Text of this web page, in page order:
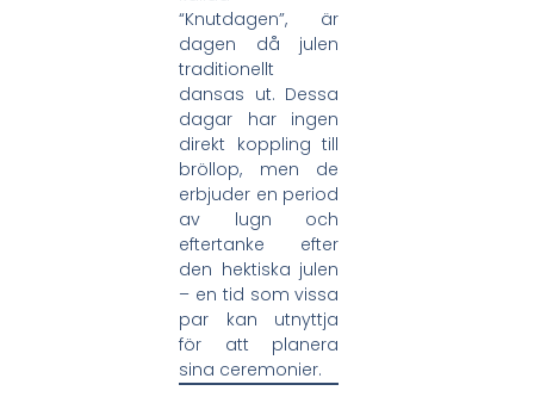
“Knutdagen”, är
dagen då julen
traditionellt
dansas ut. Dessa
dagar har ingen
direkt koppling till
bröllop, men de
erbjuder en period
av lugn och
eftertanke efter
den hektiska julen
– en tid som vissa
par kan utnyttja
för att planera
sina ceremonier.